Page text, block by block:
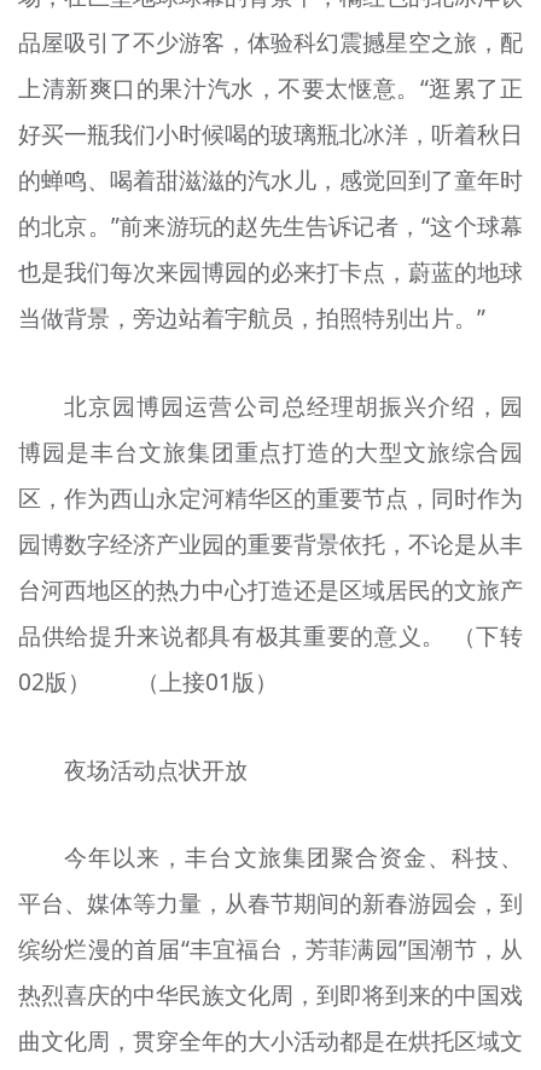
品屋吸引了不少游客，体验科幻震撼星空之旅，配
上清新爽口的果汁汽水，不要太惬意。“逛累了正
好买一瓶我们小时候喝的玻璃瓶北冰洋，听着秋日
的蝉鸣、喝着甜滋滋的汽水儿，感觉回到了童年时
的北京。”前来游玩的赵先生告诉记者，“这个球幕
也是我们每次来园博园的必来打卡点，蔚蓝的地球
当做背景，旁边站着宇航员，拍照特别出片。”
北京园博园运营公司总经理胡振兴介绍，园
博园是丰台文旅集团重点打造的大型文旅综合园
区，作为西山永定河精华区的重要节点，同时作为
园博数字经济产业园的重要背景依托，不论是从丰
台河西地区的热力中心打造还是区域居民的文旅产
品供给提升来说都具有极其重要的意义。 （下转
02版） （上接01版）
夜场活动点状开放
今年以来，丰台文旅集团聚合资金、科技、
平台、媒体等力量，从春节期间的新春游园会，到
缤纷烂漫的首届“丰宜福台，芳菲满园”国潮节，从
热烈喜庆的中华民族文化周，到即将到来的中国戏
曲文化周，贯穿全年的大小活动都是在烘托区域文